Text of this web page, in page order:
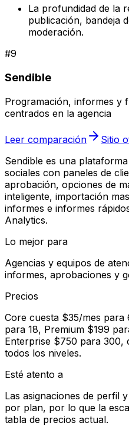
La profundidad de la
publicación, bandeja
moderación.
#9
Sendible
Programación, informes y
centrados en la agencia
Leer comparación
Sitio
Sendible es una
sociales con paneles de
aprobación, opciones de
inteligente, importación
informes e informes
Analytics.
Lo mejor para
Agencias y equipos de
informes, aprobaciones y
Precios
Core cuesta $35/mes
para 18, Premium $199
Enterprise $750 para 300,
todos los niveles.
Esté atento a
Las asignaciones de perfil
por plan, por lo que la
tabla de precios actual.